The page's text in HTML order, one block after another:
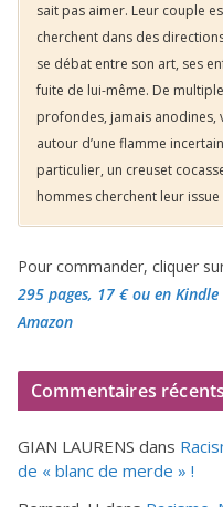
sait pas aimer. Leur couple
cherchent dans des
se débat entre son art, ses
fuite de lui-même. De
profondes, jamais anodines,
autour d’une flamme
particulier, un creuset
hommes cherchent leur
Pour commander, cliquer
295 pages, 17 €ou en
Amazon
Commentaires récents
GIAN LAURENS dans
de « blanc de merde » !